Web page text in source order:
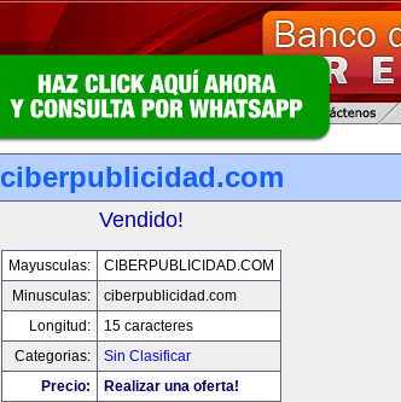
ciberpublicidad.com
Vendido!
Mayusculas:
CIBERPUBLICIDAD.COM
Minusculas:
ciberpublicidad.com
Longitud:
15 caracteres
Categorias:
Sin Clasificar
Precio:
Realizar una oferta!